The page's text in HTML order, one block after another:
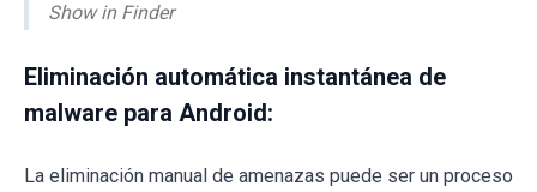
Show in Finder
Eliminación automática instantánea de
malware para Android:
La eliminación manual de amenazas puede ser un proceso